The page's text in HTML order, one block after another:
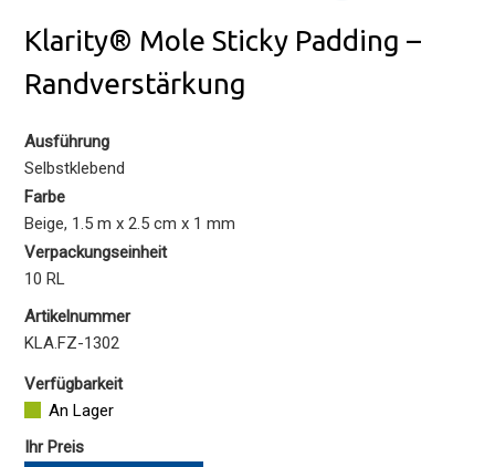
Klarity® Mole Sticky Padding –
Randverstärkung
Ausführung
Selbstklebend
Farbe
Beige, 1.5 m x 2.5 cm x 1 mm
Verpackungseinheit
10 RL
Artikelnummer
KLA.FZ-1302
Verfügbarkeit
An Lager
Ihr Preis